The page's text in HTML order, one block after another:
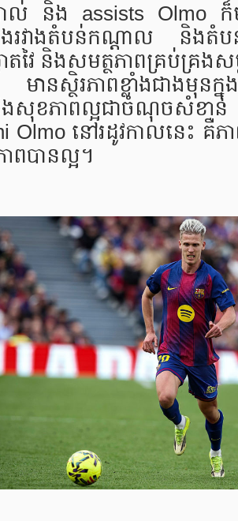
ាល់ និង assists Olmo ក៏ម
េងរវាងតំបន់កណ្តាល និងតំ
ាតវៃ និងសមត្ថភាពគ្រប់គ្រងស
ានស្ថិរភាពខ្លាំងជាងមុន
សុខភាពល្អជាចំណុចសំខាន់
Olmo នៅរដូវកាលនេះ គឺភា
ាពបានល្អ។